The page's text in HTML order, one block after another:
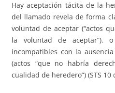
Hay aceptación tácita de la
del llamado revela de forma
voluntad de aceptar (“actos
la voluntad de aceptar”),
incompatibles con la
(actos “que no habría
cualidad de heredero”) (STS 10